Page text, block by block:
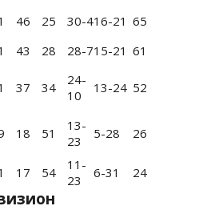
46 25 30-416-21 65
43 28 28-715-21 61
37 34
24-
10
13-24 52
18 51
13-
23
5-28 26
17 54
11-
23
6-31 24